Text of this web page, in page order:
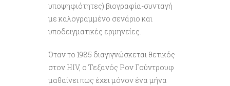
υποψηφιότητες) βιογραφία-συνταγή
με καλογραμμένο σενάριο και
υποδειγματικές ερμηνείες.
Όταν το 1985 διαγιγνώσκεται θετικός
στον HIV, ο Τεξανός Ρον Γούντρουφ
μαθαίνει πως έχει μόνον ένα μήνα